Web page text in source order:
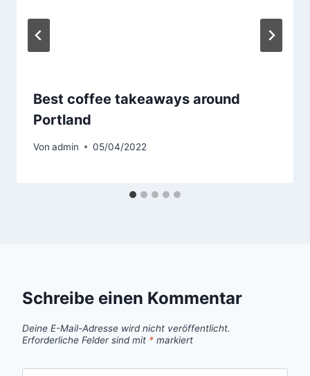
Best coffee takeaways around
Portland
Von admin 05/04/2022
Schreibe einen Kommentar
Deine E-Mail-Adresse wird nicht veröffentlicht.
Erforderliche Felder sind mit * markiert